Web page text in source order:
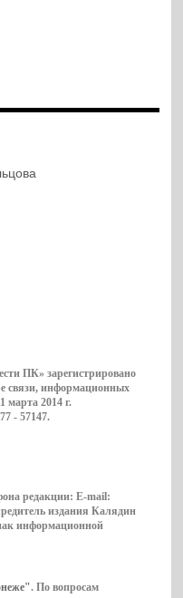
ПК» зарегистрировано
связи, информационных
марта 2014 г.
- 57147.
редакции: E-mail:
издания Калядин
информационной
. По вопросам